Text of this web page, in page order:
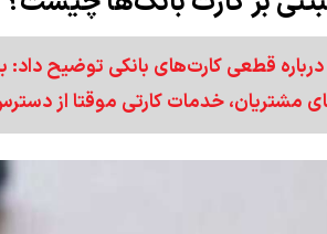
قطعی کارت‌های بانکی توضیح
مشتریان، خدمات کارتی موقتا از